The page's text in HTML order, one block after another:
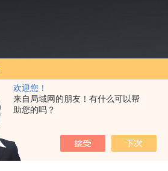
欢迎您！
来自局域网的朋友！有什么可以帮
助您的吗？
我的位置：首页>